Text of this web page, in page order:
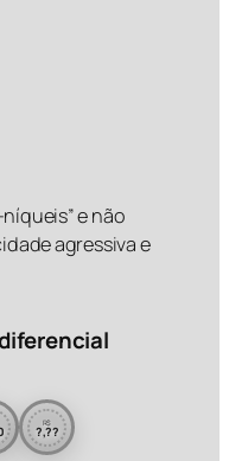
e não
agressiva e
R$
?,??